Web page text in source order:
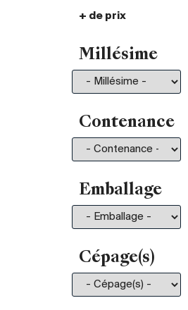
De 30.- à 35.-
De 50.- à 75.-
De 75.- à 100.-
130
De 150.- à 200.-
Plus de 200.-
210
+ de prix
Millésime
Contenance
Emballage
Cépage(s)